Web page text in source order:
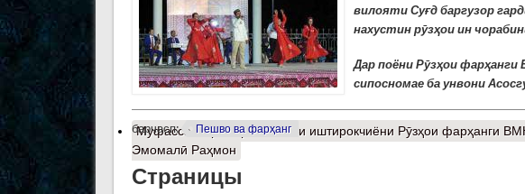
вилояти Суғд баргузор
нахустин рӯзҳои ин
Дар поёни Рӯзҳои
сипосномае ба унвони
барчасп: Пешво ва фарҳанг
Муфассалтаро Арзи сипоси иштирокчиёни Рӯзҳои фарҳанги
Эмомалӣ Раҳмон
Страницы